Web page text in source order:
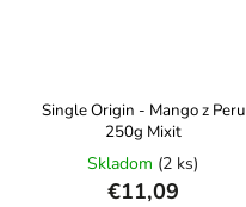
Single Origin - Mango z Peru
250g Mixit
Skladom (2 ks)
€11,09